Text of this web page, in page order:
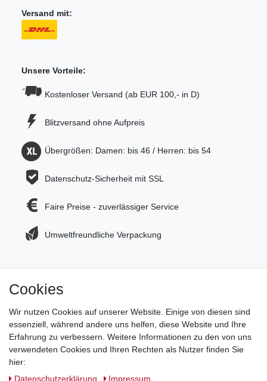
Versand mit:
Unsere Vorteile:
Kostenloser Versand (ab EUR 100,- in D)
Blitzversand ohne Aufpreis
Übergrößen: Damen: bis 46 / Herren: bis 54
Datenschutz-Sicherheit mit SSL
Faire Preise - zuverlässiger Service
Umweltfreundliche Verpackung
Jetzt zum Newsletter anmelden und 5€ Gutschein
Newsletter Anmeldung >
Cookies
Wir nutzen Cookies auf unserer Website. Einige von diesen sind
essenziell, während andere uns helfen, diese Website und Ihre
Erfahrung zu verbessern. Weitere Informationen zu den von uns
verwendeten Cookies und Ihren Rechten als Nutzer finden Sie
hier:
Daten­schutz­erklärung
Impressum